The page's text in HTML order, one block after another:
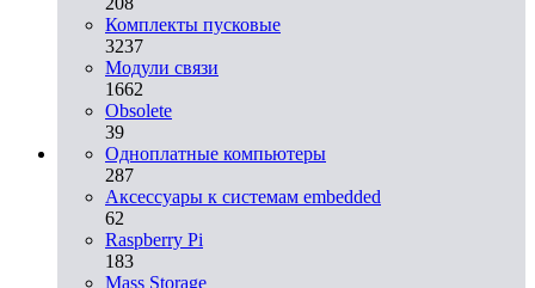
Комплекты пусковые
3237
Модули связи
1662
Obsolete
39
Одноплатные компьютеры
287
Аксессуары к системам embedded
62
Raspberry Pi
183
Mass Storage